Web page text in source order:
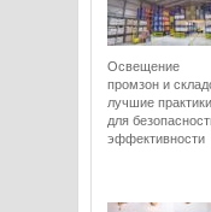
Освещение
промзон и
лучшие практики
для
эффективности